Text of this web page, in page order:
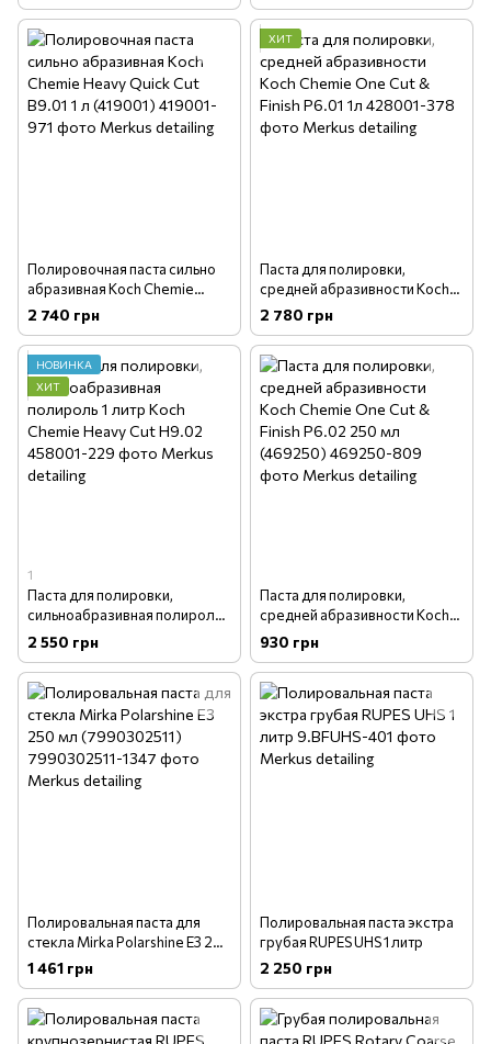
Полировочная паста сильно
абразивная Koch Chemie
Heavy Quick Cut B9.01 1 л
(419001)
2 740 грн
ХИТ
Паста для полировки,
средней абразивности Koch
Chemie One Cut & Finish P6.01
2 780 грн
НОВИНКА
ХИТ
1
Паста для полировки,
сильноабразивная полироль 1
литр Koch Chemie Heavy Cut
2 550 грн
Паста для полировки,
средней абразивности Koch
Chemie One Cut & Finish P6.02
250 мл (469250)
930 грн
Полировальная паста для
стекла Mirka Polarshine E3 250
мл (7990302511)
1 461 грн
Полировальная паста экстра
грубая RUPES UHS 1 литр
2 250 грн